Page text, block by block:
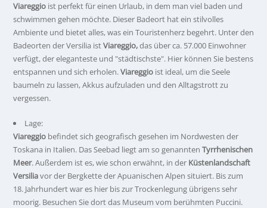
Viareggio ist perfekt für einen Urlaub, in dem man viel baden und
schwimmen gehen möchte. Dieser Badeort hat ein stilvolles
Ambiente und bietet alles, was ein Touristenherz begehrt. Unter den
Badeorten der Versilia istViareggio,das über ca. 57.000 Einwohner
verfügt, der eleganteste und "städtischste". Hier können Sie bestens
entspannen und sich erholen.Viareggio ist ideal, um die Seele
baumeln zu lassen, Akkus aufzuladen und den Alltagstrott zu
vergessen.
Lage:
Viareggio befindet sich geografisch gesehen im Nordwesten der
Toskana in Italien. Das Seebad liegt am so genannten Tyrrhenischen
Meer. Außerdem ist es, wie schon erwähnt, in der Küstenlandschaft
Versiliavor der Bergkette der Apuanischen Alpen situiert. Bis zum
18. Jahrhundert war es hier bis zur Trockenlegung übrigens sehr
moorig. Besuchen Sie dort das Museum vom berühmten Puccini.